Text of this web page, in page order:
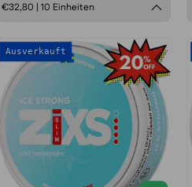
€32,80 | 10 Einheiten
ZIXS
Ice
Strong
Slim
Ausverkauft